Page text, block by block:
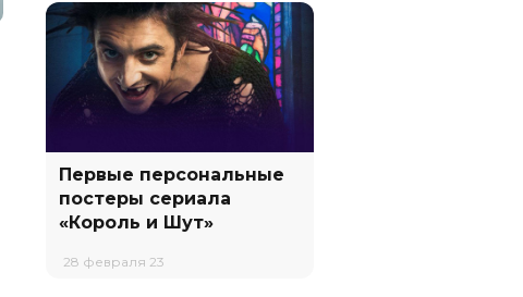
Первые персональные
постеры сериала
«Король и Шут»
28 февраля 23